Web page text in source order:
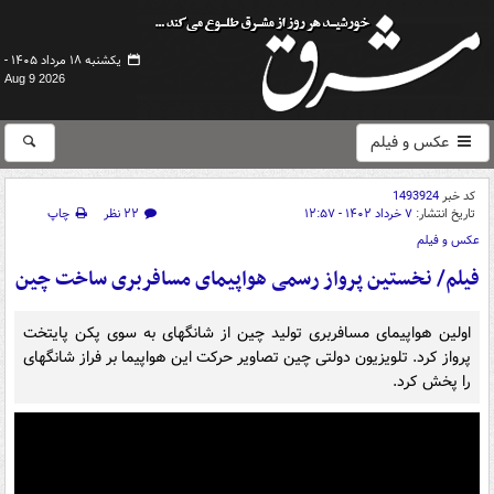
یکشنبه ۱۸ مرداد ۱۴۰۵ -
Aug 9 2026
عکس و فیلم
کد خبر1493924
تاریخ انتشار: ۷ خرداد ۱۴۰۲ - ۱۲:۵۷ ۲۲ نظر
چاپ
عکس و فیلم
فیلم/ نخستین پرواز رسمی هواپیمای مسافربری ساخت چین
اولین هواپیمای مسافربری تولید چین از شانگهای به سوی پکن پایتخت
پرواز کرد. تلویزیون دولتی چین تصاویر حرکت این هواپیما بر فراز شانگهای
را پخش کرد.